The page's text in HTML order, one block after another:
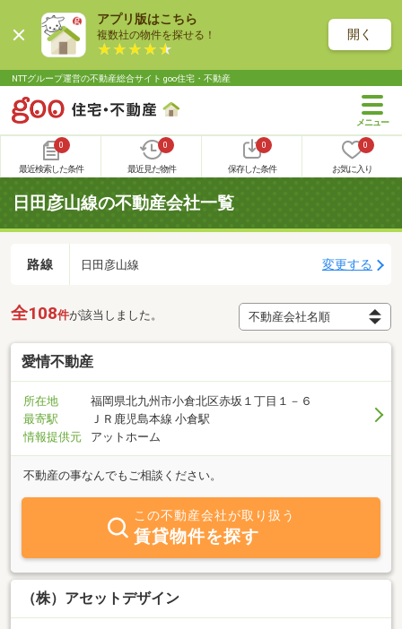
アプリ版はこちら
複数社の物件を探せる！ 開く
NTTグループ運営の不動産総合サイト goo住宅・不動産
0
最近検索した条件
0
最近見た物件
0
保存した条件
0
お気に入り
日田彦山線の不動産会社一覧
路線 日田彦山線 変更する
全108件が該当しました。
愛情不動産
所在地
福岡県北九州市小倉北区赤坂１丁目１－６
最寄駅
ＪＲ鹿児島本線 小倉駅
情報提供元
アットホーム
不動産の事なんでもご相談ください。
この不動産会社が取り扱う
賃貸物件を探す
（株）アセットデザイン